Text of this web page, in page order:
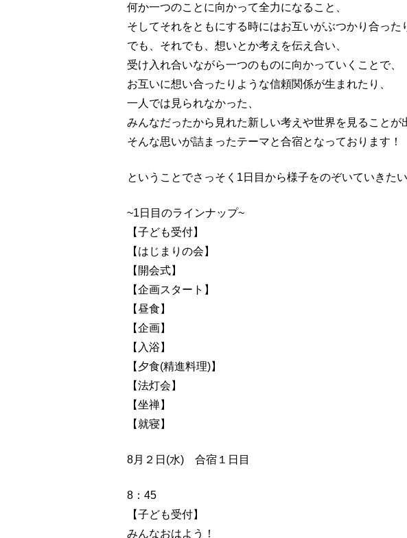
何か一つのことに向かって全力になること、
そしてそれをともにする時にはお互いがぶつかり合った
でも、それでも、想いとか考えを伝え合い、
受け入れ合いながら一つのものに向かっていくことで、
お互いに想い合ったりような信頼関係が生まれたり、
一人では見られなかった、
みんなだったから見れた新しい考えや世界を見ることが
そんな思いが詰まったテーマと合宿となっております！
ということでさっそく1日目から様子をのぞいていきた
~1日目のラインナップ~
【子ども受付】
【はじまりの会】
【開会式】
【企画スタート】
【昼食】
【企画】
【入浴】
【夕食(精進料理)】
【法灯会】
【坐禅】
【就寝】
8月２日(水) 合宿１日目
8：45
【子ども受付】
みんなおはよう！